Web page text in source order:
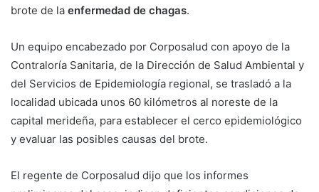
brote de la enfermedad de chagas.
Un equipo encabezado por Corposalud con apoyo de la
Contraloría Sanitaria, de la Dirección de Salud Ambiental y
del Servicios de Epidemiología regional, se trasladó a la
localidad ubicada unos 60 kilómetros al noreste de la
capital merideña, para establecer el cerco epidemiológico
y evaluar las posibles causas del brote.
El regente de Corposalud dijo que los informes